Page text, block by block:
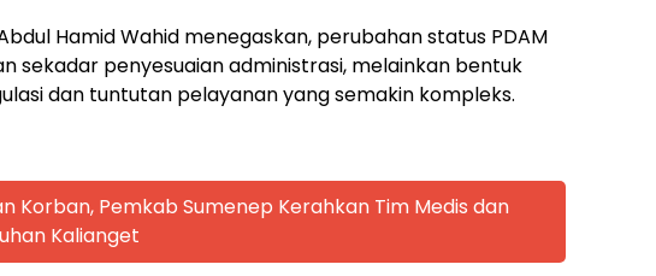
Hamid Wahid menegaskan, perubahan status PDAM
sekadar penyesuaian administrasi, melainkan bentuk
dan tuntutan pelayanan yang semakin kompleks.
Korban, Pemkab Sumenep Kerahkan Tim Medis dan
Kalianget